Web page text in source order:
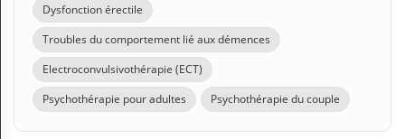
Dysfonction érectile
Troubles du comportement lié aux démences
Electroconvulsivothérapie (ECT)
Psychothérapie pour adultes
Psychothérapie du couple